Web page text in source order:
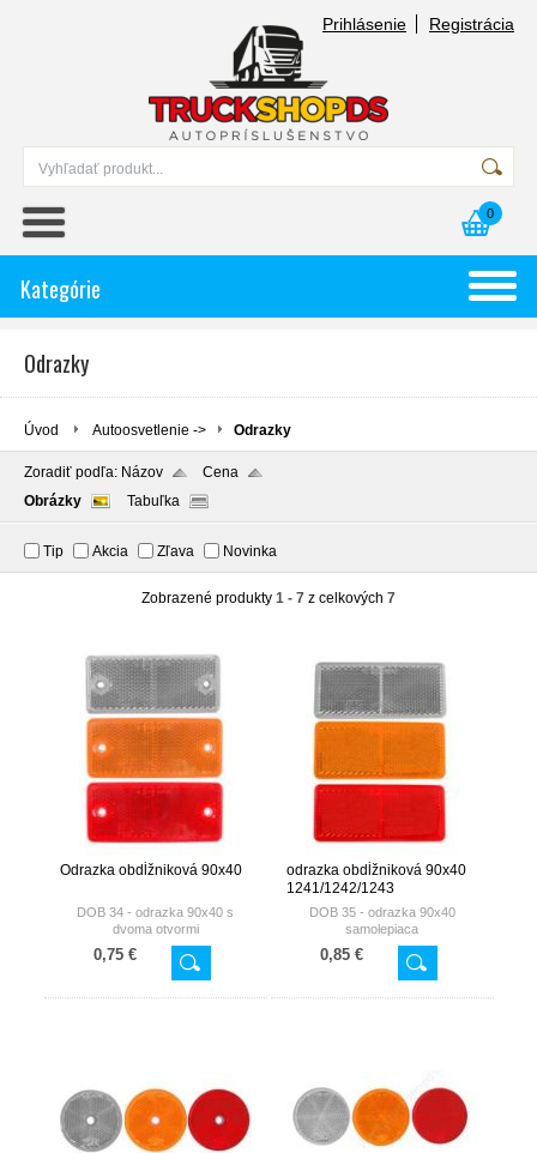
Prihlásenie Registrácia
0
Kategórie
Odrazky
Úvod Autoosvetlenie -> Odrazky
Zoradiť podľa: Názov
Cena
Obrázky
Tabuľka
Tip Akcia Zľava Novinka
Zobrazené produkty 1 - 7 z celkových 7
Odrazka obdĺžniková 90x40
DOB 34 - odrazka 90x40 s
dvoma otvormi
0,75 €
odrazka obdĺžniková 90x40
1241/1242/1243
DOB 35 - odrazka 90x40
samolepiaca
0,85 €